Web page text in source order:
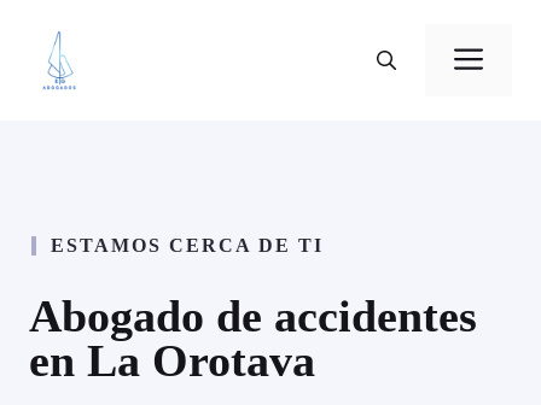
contenido
ESTAMOS CERCA DE TI
Abogado de accidentes
en La Orotava